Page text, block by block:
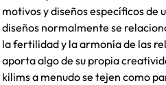
motivos y diseños específicos de
diseños normalmente se
la fertilidad y la armonía de las
aporta algo de su propia
kilims a menudo se tejen como